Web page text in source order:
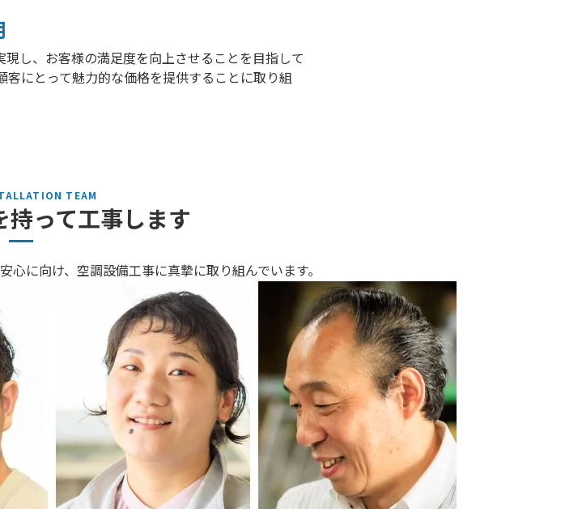
し、お客様の満⾜度を向上させることを⽬指して
客にとって魅⼒的な価格を提供することに取り組
って⼯事します
に向け、空調設備⼯事に真摯に取り組んでいます。